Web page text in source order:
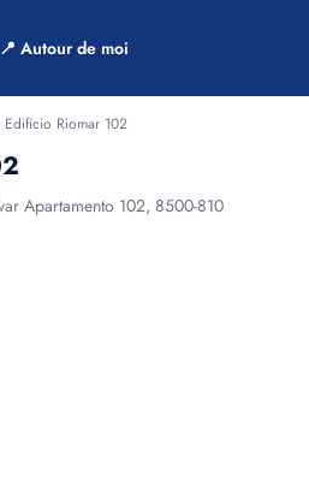
📍 Autour de moi
Edificio Riomar 102
Apartamento 102, 8500-810